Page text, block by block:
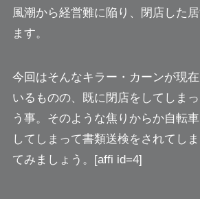
風潮から経営難に陥り、閉店した
ます。
今回はそんなキラー・カーンが現
いるものの、既に閉店をしてしま
う事。 そのような焦りからか自転
してしまって書類送検をされてし
てみましょう。[affi id=4]